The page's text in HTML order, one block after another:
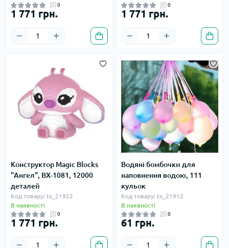
0
1 771 грн.
0
1 771 грн.
Конструктор Magic Blocks
"Ангел", BX-1081, 12000
деталей
Код товару: tx_21922
В наявності
0
1 771 грн.
Водяні бомбочки для
наповнення водою, 111
кульок
Код товару: tx_21912
В наявності
0
61 грн.